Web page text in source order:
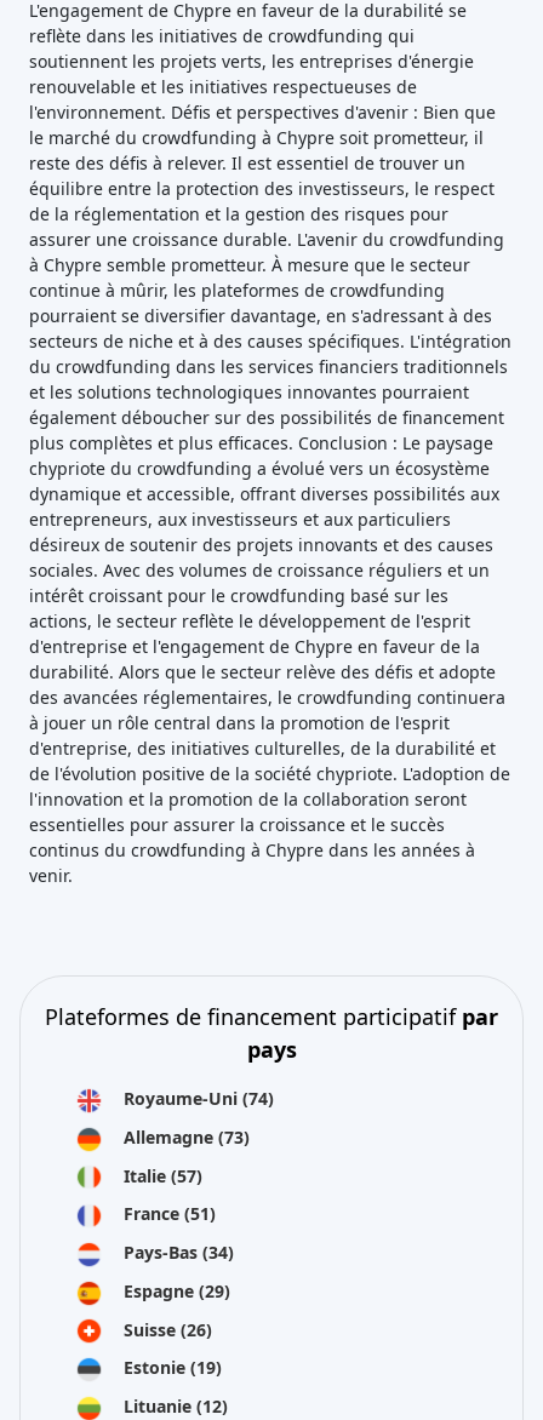
L'engagement de Chypre en faveur de la durabilité se
reflète dans les initiatives de crowdfunding qui
soutiennent les projets verts, les entreprises d'énergie
renouvelable et les initiatives respectueuses de
l'environnement. Défis et perspectives d'avenir : Bien que
le marché du crowdfunding à Chypre soit prometteur, il
reste des défis à relever. Il est essentiel de trouver un
équilibre entre la protection des investisseurs, le respect
de la réglementation et la gestion des risques pour
assurer une croissance durable. L'avenir du crowdfunding
à Chypre semble prometteur. À mesure que le secteur
continue à mûrir, les plateformes de crowdfunding
pourraient se diversifier davantage, en s'adressant à des
secteurs de niche et à des causes spécifiques. L'intégration
du crowdfunding dans les services financiers traditionnels
et les solutions technologiques innovantes pourraient
également déboucher sur des possibilités de financement
plus complètes et plus efficaces. Conclusion : Le paysage
chypriote du crowdfunding a évolué vers un écosystème
dynamique et accessible, offrant diverses possibilités aux
entrepreneurs, aux investisseurs et aux particuliers
désireux de soutenir des projets innovants et des causes
sociales. Avec des volumes de croissance réguliers et un
intérêt croissant pour le crowdfunding basé sur les
actions, le secteur reflète le développement de l'esprit
d'entreprise et l'engagement de Chypre en faveur de la
durabilité. Alors que le secteur relève des défis et adopte
des avancées réglementaires, le crowdfunding continuera
à jouer un rôle central dans la promotion de l'esprit
d'entreprise, des initiatives culturelles, de la durabilité et
de l'évolution positive de la société chypriote. L'adoption de
l'innovation et la promotion de la collaboration seront
essentielles pour assurer la croissance et le succès
continus du crowdfunding à Chypre dans les années à
venir.
Plateformes de financement participatif par
pays
Royaume-Uni (74)
Allemagne (73)
Italie (57)
France (51)
Pays-Bas (34)
Espagne (29)
Suisse (26)
Estonie (19)
Lituanie (12)